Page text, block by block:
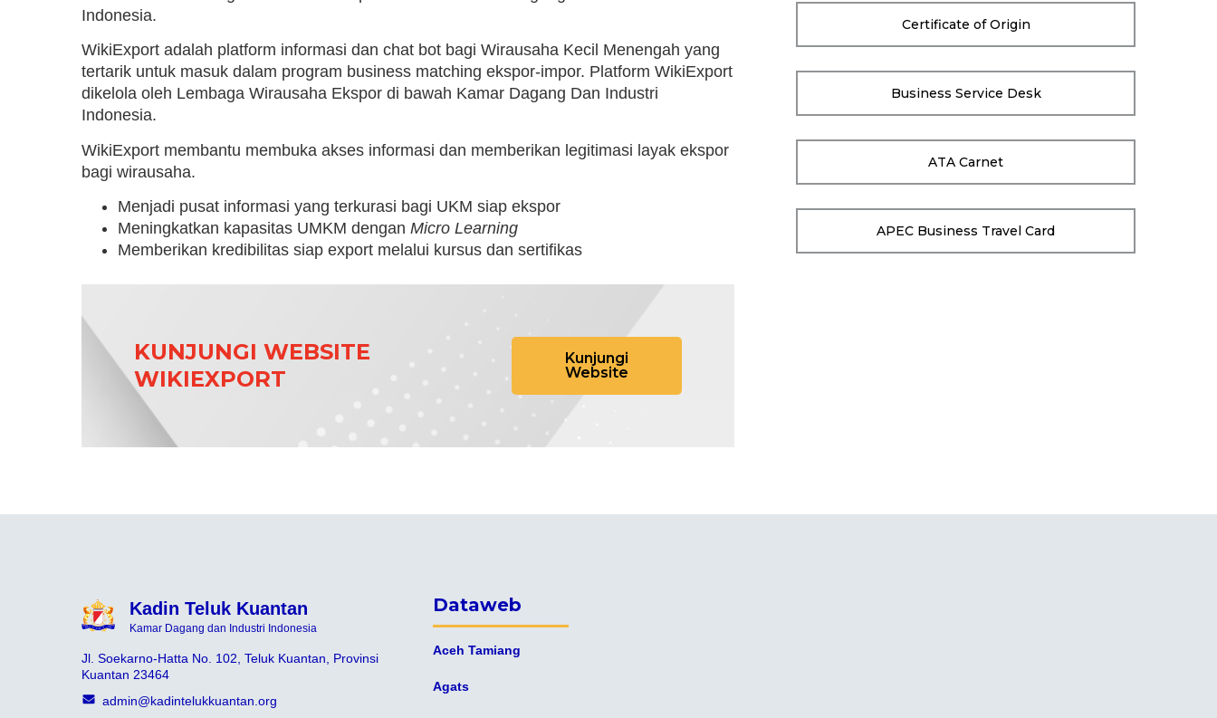
Indonesia.
WikiExport adalah platform informasi dan chat bot bagi Wirausaha Kecil Menengah yang
tertarik untuk masuk dalam program business matching ekspor-impor. Platform WikiExport
dikelola oleh Lembaga Wirausaha Ekspor di bawah Kamar Dagang Dan Industri
Indonesia.
WikiExport membantu membuka akses informasi dan memberikan legitimasi layak ekspor
bagi wirausaha.
Menjadi pusat informasi yang terkurasi bagi UKM siap ekspor
Meningkatkan kapasitas UMKM dengan Micro Learning
Memberikan kredibilitas siap export melalui kursus dan sertifikas
KUNJUNGI WEBSITE
WIKIEXPORT
Kunjungi
Website
Certificate of Origin
Business Service Desk
ATA Carnet
APEC Business Travel Card
Kadin Teluk Kuantan
Kamar Dagang dan Industri Indonesia
Jl. Soekarno-Hatta No. 102, Teluk Kuantan, Provinsi
Kuantan 23464
admin@kadintelukkuantan.org
Dataweb
Aceh Tamiang
Agats